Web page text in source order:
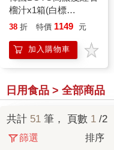
榴汁x1箱(白標
80mlx100包)
38 折 特價 1149 元
加入購物車
日用食品 > 全部商品
共計 51 筆， 頁數 1 /2
篩選 排序